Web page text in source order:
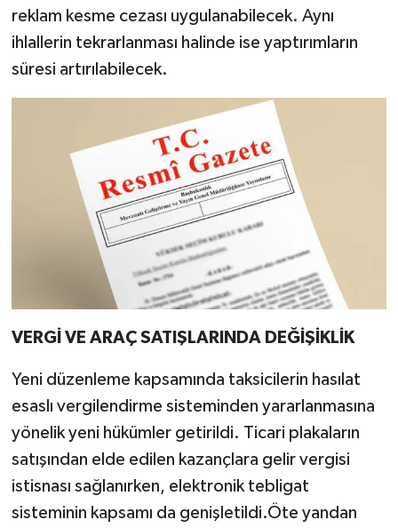
reklam kesme cezası uygulanabilecek. Aynı
ihlallerin tekrarlanması halinde ise yaptırımların
süresi artırılabilecek.
VERGİ VE ARAÇ SATIŞLARINDA DEĞİŞİKLİK
Yeni düzenleme kapsamında taksicilerin hasılat
esaslı vergilendirme sisteminden yararlanmasına
yönelik yeni hükümler getirildi. Ticari plakaların
satışından elde edilen kazançlara gelir vergisi
istisnası sağlanırken, elektronik tebligat
sisteminin kapsamı da genişletildi.Öte yandan